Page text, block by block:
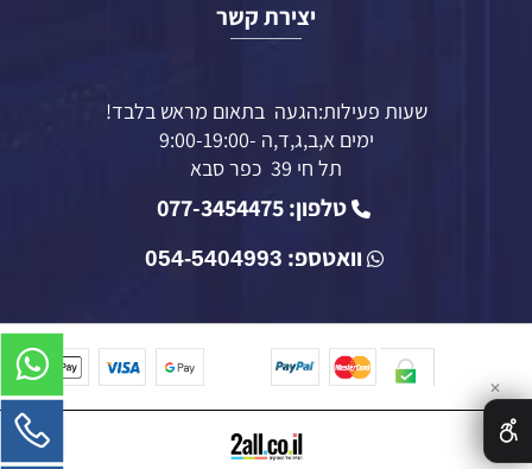
יצירת קשר
שעות פעילות:הגעה בתאום מראש בלבד!
ימים א,ב,ג,ד,ה -9:00-19:00
תל חי 39 כפר סבא
טלפון: 077-3454475
וואטספ: 054-5404993
✕